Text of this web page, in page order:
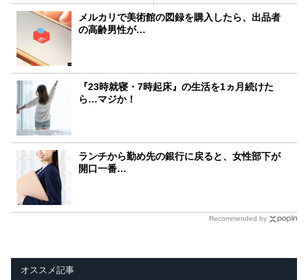
メルカリで美術館の図録を購入したら、出品者
の高齢男性が…
『23時就寝・7時起床』の生活を1ヵ月続けた
ら…マジか！
ランチから勤め先の銀行に戻ると、女性部下が
開口一番…
Recommended by
オススメ記事